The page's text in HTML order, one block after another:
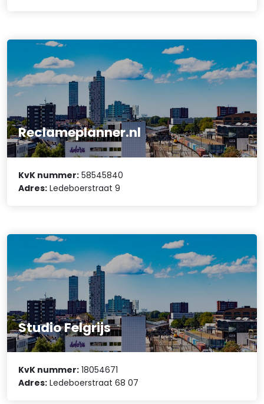
Reclameplanner.nl
KvK nummer: 58545840
Adres: Ledeboerstraat 9
Studio Felgrijs
KvK nummer: 18054671
Adres: Ledeboerstraat 68 07